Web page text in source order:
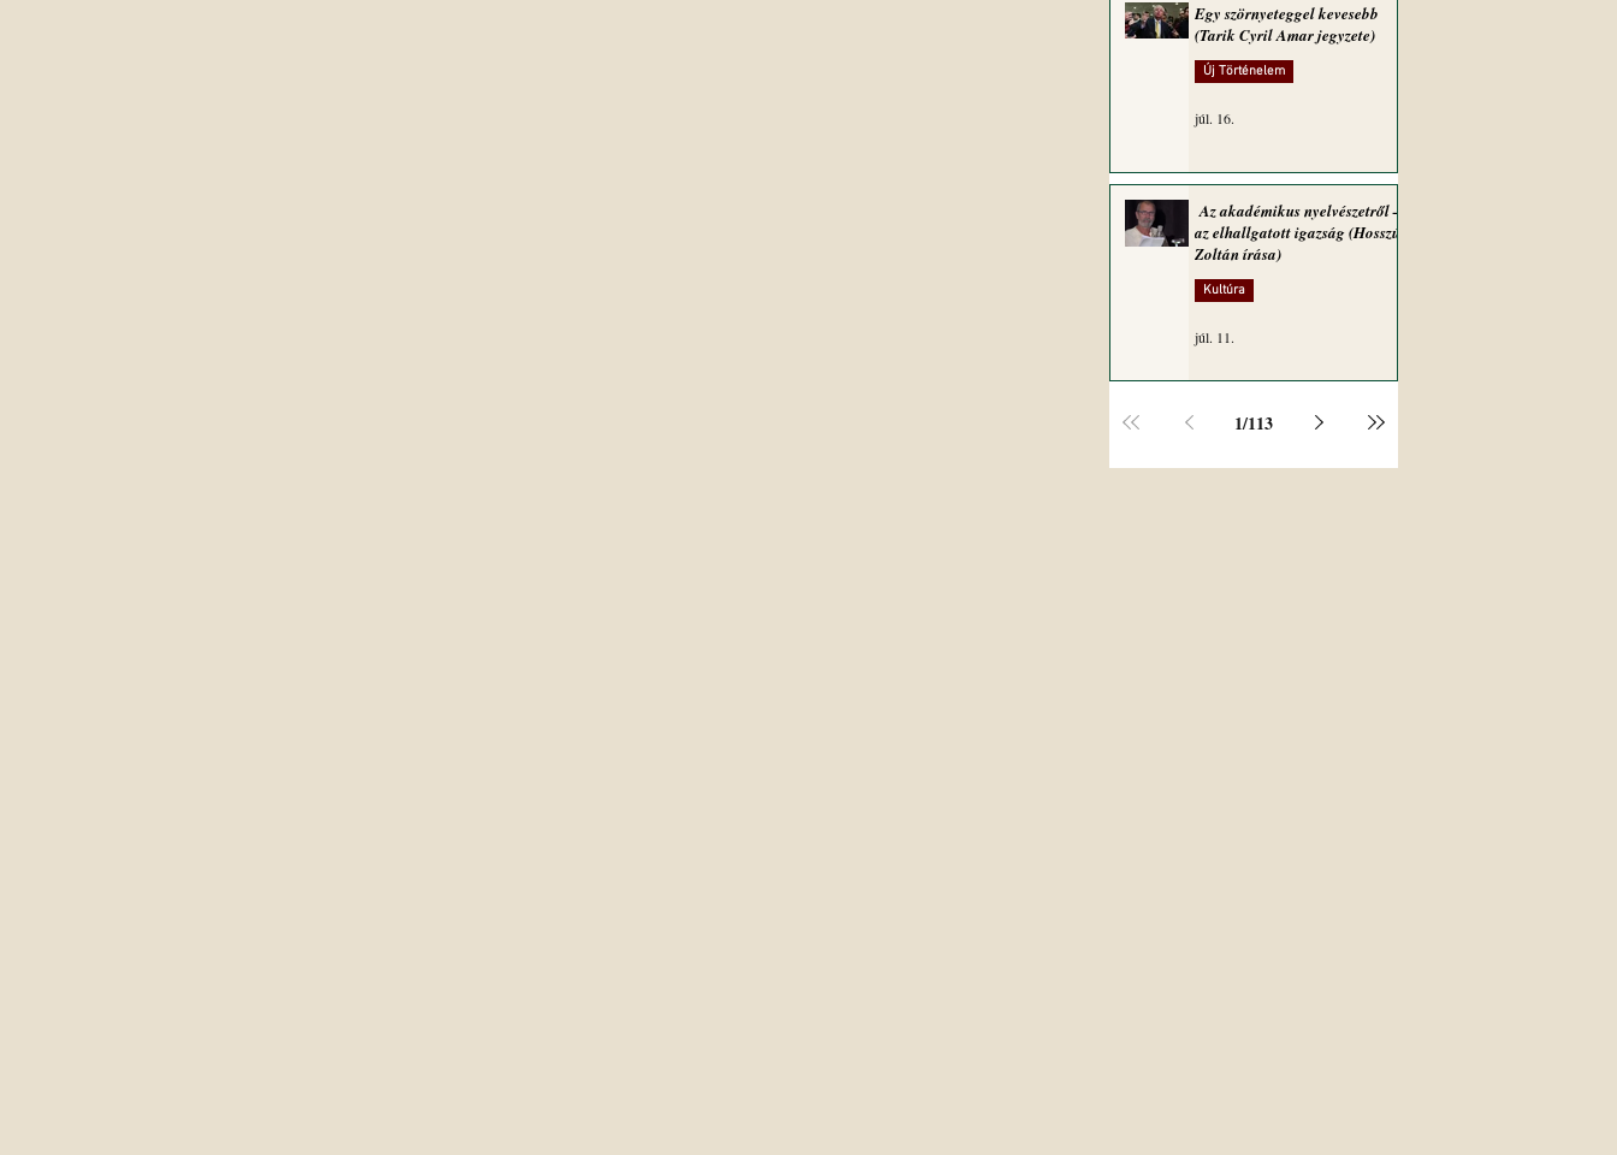
Egy szörnyeteggel kevesebb
(Tarik Cyril Amar jegyzete)
Új Történelem
júl. 16.
Az akadémikus nyelvészetről –
az elhallgatott igazság (Hosszú
Zoltán írása)
Kultúra
júl. 11.
1/113